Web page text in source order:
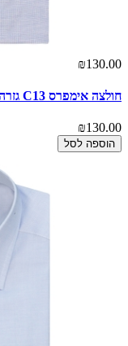
₪130.00
חולצה אימפרס C13 גזרה צרה שרוול ארוך
₪130.00
הוספה לסל